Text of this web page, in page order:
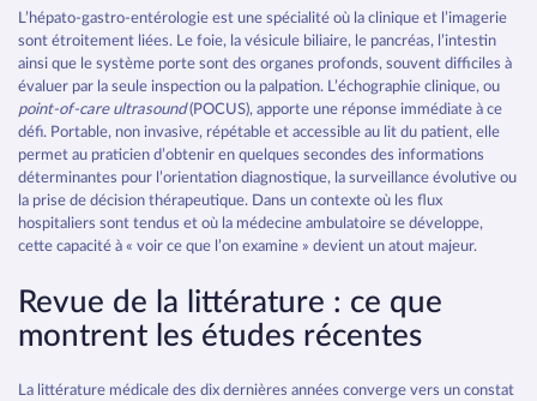
L’hépato‑gastro‑entérologie est une spécialité où la clinique et l’imagerie
sont étroitement liées. Le foie, la vésicule biliaire, le pancréas, l’intestin
ainsi que le système porte sont des organes profonds, souvent difficiles à
évaluer par la seule inspection ou la palpation. L’échographie clinique, ou
point‑of‑care ultrasound(POCUS), apporte une réponse immédiate à ce
défi. Portable, non invasive, répétable et accessible au lit du patient, elle
permet au praticien d’obtenir en quelques secondes des informations
déterminantes pour l’orientation diagnostique, la surveillance évolutive ou
la prise de décision thérapeutique. Dans un contexte où les flux
hospitaliers sont tendus et où la médecine ambulatoire se développe,
cette capacité à « voir ce que l’on examine » devient un atout majeur.
Revue de la littérature : ce que
montrent les études récentes
La littérature médicale des dix dernières années converge vers un constat